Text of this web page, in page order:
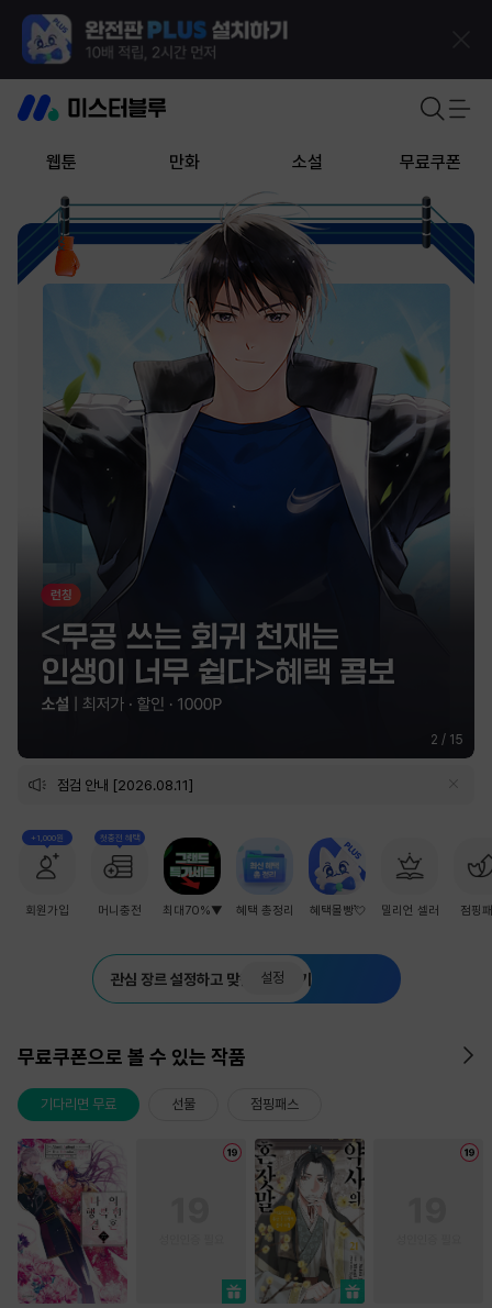
웹툰 만화 소설 무료쿠폰
2 / 15
점검 안내 [2026.08.11]
+1,000원
회원가입
첫충전 혜택
머니충전 최대70%▼ 혜택 총정리 혜택몰빵💘 밀리언 셀러 점핑
관심 장르 설정하고 맞춤 추천 받기
설정
무료쿠폰으로 볼 수 있는 작품
기다리면 무료 선물 점핑패스